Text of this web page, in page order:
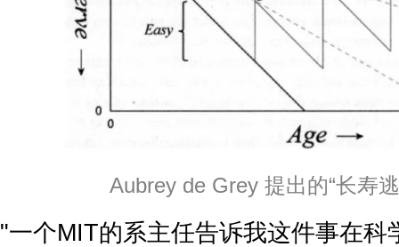
Aubrey de Grey 提出的“长寿
"一个MIT的系主任告诉我这件事在科